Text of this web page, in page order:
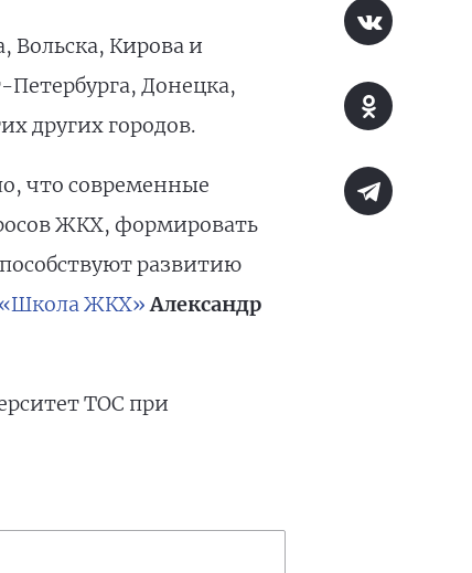
Вольска, Кирова и
Донецка,
других городов.
что современные
ЖКХ, формировать
развитию
«Школа ЖКХ»Александр
ТОС при